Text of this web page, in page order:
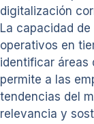
digitalización
La capacidad
operativos en
identificar áreas
permite a las
tendencias del
relevancia y